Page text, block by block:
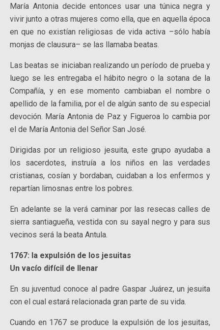
María Antonia decide entonces usar una túnica negra y
vivir junto a otras mujeres como ella, que en aquella época
en que no existían religiosas de vida activa –sólo había
monjas de clausura– se las llamaba beatas.
Las beatas se iniciaban realizando un período de prueba y
luego se les entregaba el hábito negro o la sotana de la
Compañía, y en ese momento cambiaban el nombre o
apellido de la familia, por el de algún santo de su especial
devoción. María Antonia de Paz y Figueroa lo cambia por
el de María Antonia del Señor San José.
Dirigidas por un religioso jesuita, este grupo ayudaba a
los sacerdotes, instruía a los niños en las verdades
cristianas, cosían y bordaban, cuidaban a los enfermos y
repartían limosnas entre los pobres.
En adelante se la verá caminar por las resecas calles de
sierra santiagueña, vestida con su sayal negro y para sus
vecinos será la beata Antula.
1767: la expulsión de los jesuitas
Un vacío difícil de llenar
En su juventud conoce al padre Gaspar Juárez, un jesuita
con el cual estará relacionada gran parte de su vida.
Cuando en 1767 se produce la expulsión de los jesuitas,